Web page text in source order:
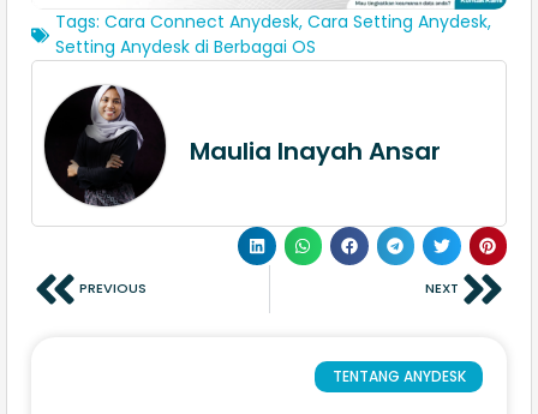
Tags: Cara Connect Anydesk, Cara Setting Anydesk,
Setting Anydesk di Berbagai OS
Maulia Inayah Ansar
PREVIOUS NEXT
TENTANG ANYDESK